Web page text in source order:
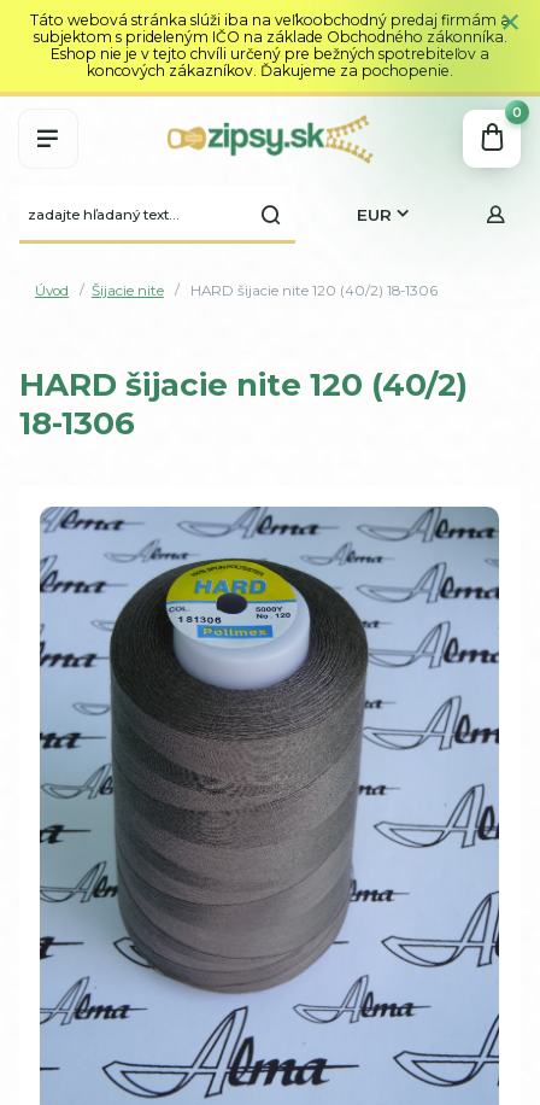
Táto webová stránka slúži iba na veľkoobchodný predaj firmám a
subjektom s prideleným IČO na základe Obchodného zákonníka.
Eshop nie je v tejto chvíli určený pre bežných spotrebiteľov a
koncových zákazníkov. Ďakujeme za pochopenie.
EUR
0
Úvod Šijacie nite HARD šijacie nite 120 (40/2) 18-1306
HARD šijacie nite 120 (40/2)
18-1306